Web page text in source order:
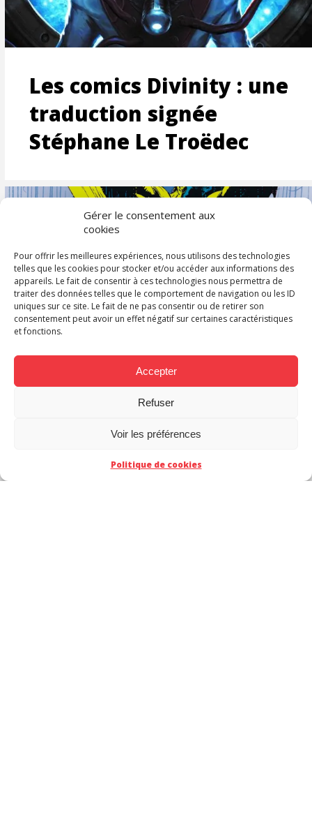
Gérer le consentement aux
cookies
Pour offrir les meilleures expériences, nous utilisons des technologies
telles que les cookies pour stocker et/ou accéder aux informations des
appareils. Le fait de consentir à ces technologies nous permettra de
traiter des données telles que le comportement de navigation ou les ID
uniques sur ce site. Le fait de ne pas consentir ou de retirer son
consentement peut avoir un effet négatif sur certaines caractéristiques
et fonctions.
Accepter
Refuser
Voir les préférences
Politique de cookies
Les comics Divinity : une
traduction signée
Stéphane Le Troëdec
De la traduction :
Serval à Wolverine